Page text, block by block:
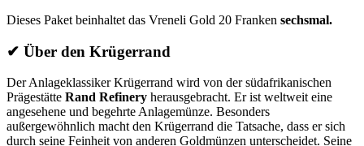
Dieses Paket beinhaltet das Vreneli Gold 20 Franken sechsmal.
✔ Über den Krügerrand
Der Anlageklassiker Krügerrand wird von der südafrikanischen
Prägestätte Rand Refinery herausgebracht. Er ist weltweit eine
angesehene und begehrte Anlagemünze. Besonders
außergewöhnlich macht den Krügerrand die Tatsache, dass er sich
durch seine Feinheit von anderen Goldmünzen unterscheidet. Seine